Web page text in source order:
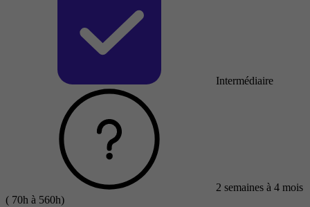
Intermédiaire
2 semaines à 4 mois
( 70h à 560h)